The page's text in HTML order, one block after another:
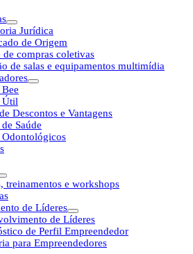
Jurídica
de Origem
de compras coletivas
de salas e equipamentos multimídia
Útil
Descontos e Vantagens
Saúde
Odontológicos
treinamentos e workshops
de Líderes
de Líderes
de Perfil Empreendedor
para Empreendedores